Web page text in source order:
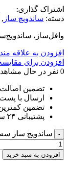
اشتراک گذاری:
دسته: ساندویچ ساز ,
وافل‌ساز،
افزودن به علاقه
افزودن برای
0 نفر در حال
تضمین اصالت
ارسال با پست
تضمین
پشتیبانی ۲۴ ساعته
ساندویچ ساز سه
افزودن به سبد خرید